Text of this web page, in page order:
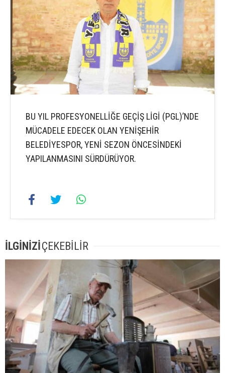
BU YIL PROFESYONELLİĞE GEÇİŞ LİGİ (PGL)’NDE
MÜCADELE EDECEK OLAN YENİŞEHİR
BELEDİYESPOR, YENİ SEZON ÖNCESİNDEKİ
YAPILANMASINI SÜRDÜRÜYOR.
İLGİNİZİÇEKEBİLİR